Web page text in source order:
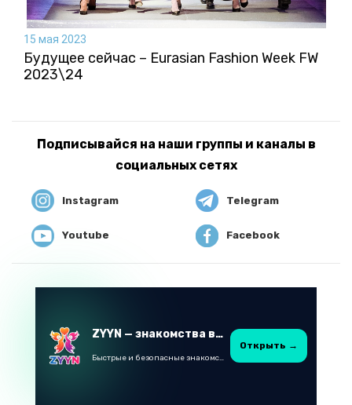
15 мая 2023
Будущее сейчас – Eurasian Fashion Week FW
2023\24
Подписывайся на наши группы и каналы в
социальных сетях
Instagram Telegram
Youtube Facebook
ZYYN — знакомства в Казахстане
Быстрые и безопасные знакомства в Telegram
Открыть →